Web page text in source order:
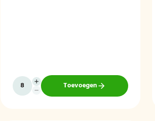
Toevoegen